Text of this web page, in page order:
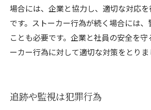
場合には、企業と協力し、適切な対応
です。ストーカー行為が続く場合には、
ことも必要です。企業と社員の安全を
ーカー行為に対して適切な対策をとりま
追跡や監視は犯罪行為